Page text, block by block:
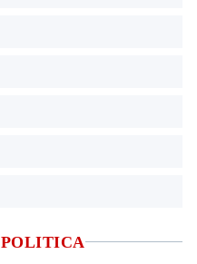
POLITICA